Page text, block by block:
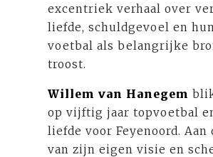
excentriek verhaal over
liefde, schuldgevoel en
voetbal als belangrijke
troost.
Willem van Hanegem
op vijftig jaar topvoetbal
liefde voor Feyenoord. Aan
van zijn eigen visie en